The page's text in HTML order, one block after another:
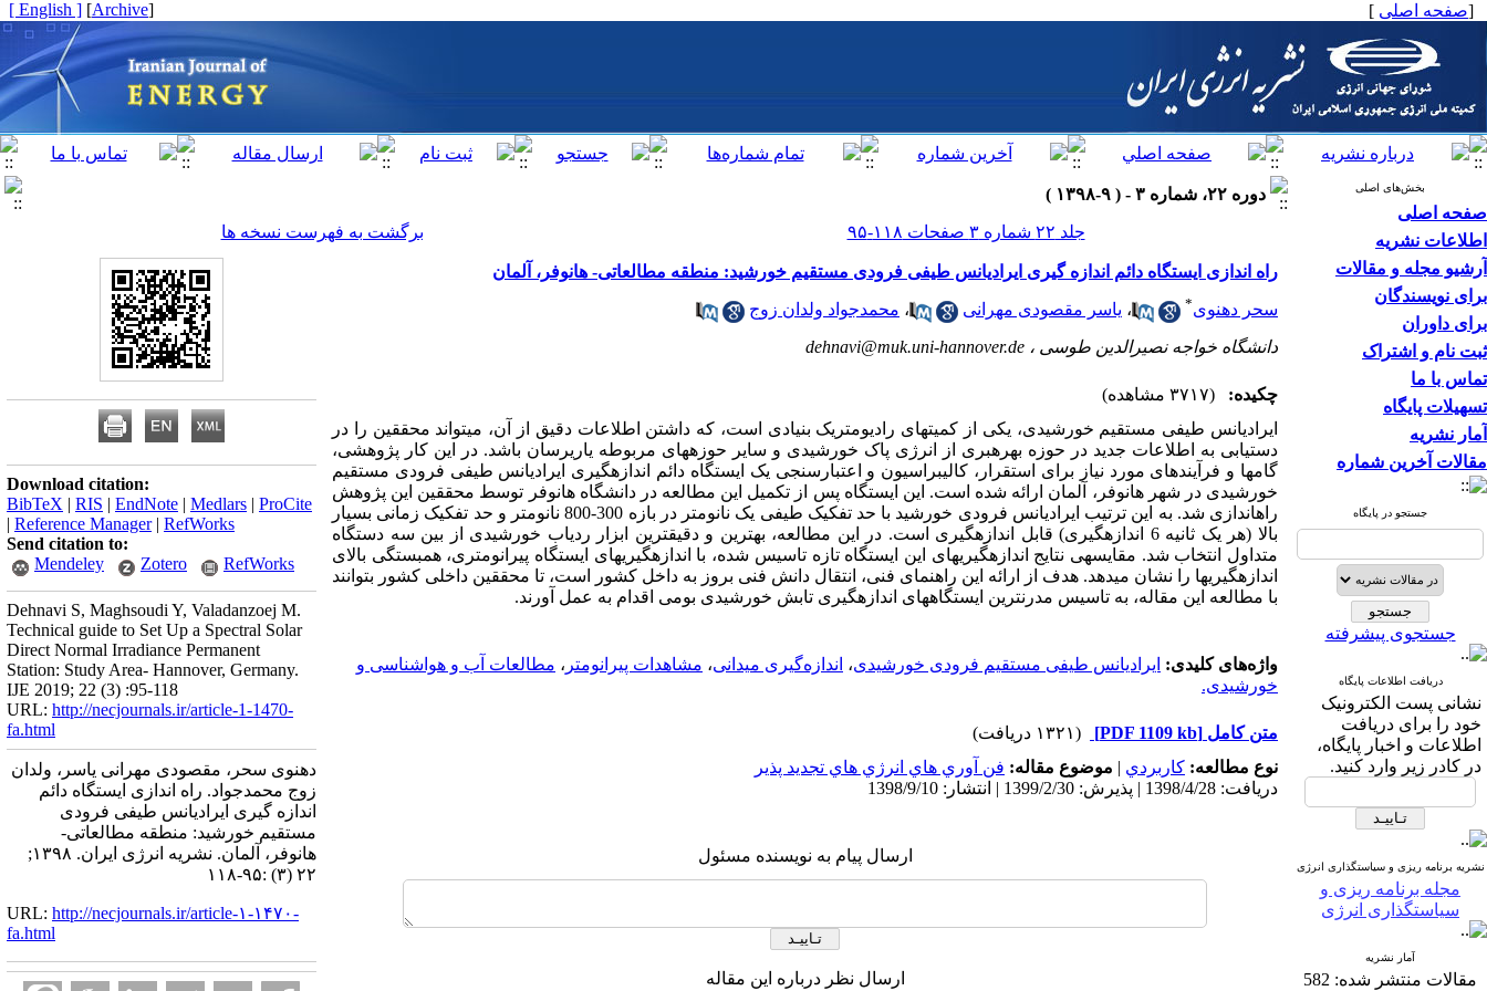
[صفحه اصلی ]
[
Archive
]
[ English ]
بخش‌های اصلی
صفحه اصلی
اطلاعات نشریه
آرشیو مجله و مقالات
برای نویسندگان
برای داوران
ثبت نام و اشتراک
تماس با ما
تسهیلات پایگاه
آمار نشریه
مقالات آخرین شماره
جستجو در پایگاه
جستجوی پیشرفته
دریافت اطلاعات پایگاه
نشانی پست الکترونیک
خود را برای دریافت
اطلاعات و اخبار پایگاه،
در کادر زیر وارد کنید.
نشریه برنامه ریزی و سیاستگذاری انرژی
مجله برنامه ریزی و
سیاستگذاری انرژی
آمار نشریه
مقالات منتشر شده: 582
دوره ۲۲، شماره ۳ - ( ۹-۱۳۹۸ )
جلد ۲۲ شماره ۳ صفحات ۱۱۸-۹۵
برگشت به فهرست نسخه ها
راه اندازی ایستگاه دائم اندازه گیری ایرادیانس طیفی فرودی مستقیم خورشید: منطقه مطالعاتی- هانوفر، آلمان
سحر دهنوی* ، یاسر مقصودی مهرانی ، محمدجواد ولدان زوج
دانشگاه خواجه نصیرالدین طوسی ، dehnavi@muk.uni-hannover.de
چکیده:
(۳۷۱۷ مشاهده)
ایرادیانس طیفی مستقیم خورشیدی، یکی از کمیتهای رادیومتریک بنیادی است، که داشتن اطلاعات دقیق از آن، میتواند محققین را در
دستیابی به اطلاعات جدید در حوزه بهره­بری از انرژی پاک خورشیدی و سایر حوزه­های مربوطه یاری­رسان باشد. در این کار پژوهشی،
گامها و فرآیندهای مورد نیاز برای استقرار، کالیبراسیون و اعتبارسنجی یک ایستگاه دائم اندازه­گیری ایرادیانس طیفی فرودی مستقیم
خورشیدی در شهر هانوفر، آلمان ارائه شده است. این ایستگاه پس از تکمیل این مطالعه در دانشگاه هانوفر توسط محققین این پژوهش
راه­اندازی شد. به این ترتیب ایرادیانس فرودی خورشید با حد تفکیک طیفی یک نانومتر در بازه 300-800 نانومتر و حد تفکیک زمانی بسیار
بالا (هر یک ثانیه 6 اندازه­گیری) قابل اندازه­گیری است. در این مطالعه، بهترین و دقیقترین ابزار ردیاب خورشیدی از بین سه دستگاه
متداول انتخاب شد. مقایسه­ی نتایج اندازه­گیریهای این ایستگاه تازه تاسیس شده، با اندازه­گیریهای ایستگاه پیرانومتری، همبستگی بالای
اندازه­گیریها را نشان می­دهد. هدف از ارائه این راهنمای فنی، انتقال دانش فنی بروز به داخل کشور است، تا محققین داخلی کشور بتوانند
با مطالعه این مقاله، به تاسیس مدرن­ترین ایستگاههای اندازه­گیری تابش خورشیدی بومی اقدام به عمل آورند.
واژه‌های کلیدی: ایرادیانس طیفی مستقیم فرودی خورشیدی، اندازه‌گیری میدانی، مشاهدات پیرانومتر ، مطالعات آب و هواشناسی و
خورشیدی.
متن کامل [PDF 1109 kb]
(۱۳۲۱ دریافت)
نوع مطالعه: كاربردي | موضوع مقاله: فن آوري هاي انرژي هاي تجديد پذير
دریافت: 1398/4/28 | پذیرش: 1399/2/30 | انتشار: 1398/9/10
ارسال پیام به نویسنده مسئول
ارسال نظر درباره این مقاله
Download citation:
BibTeX | RIS | EndNote | Medlars | ProCite
| Reference Manager| RefWorks
Send citation to:
Mendeley
Zotero RefWorks
Dehnavi S, Maghsoudi Y, Valadanzoej M.
Technical guide to Set Up a Spectral Solar
Direct Normal Irradiance Permanent
Station: Study Area- Hannover, Germany.
IJE 2019; 22 (3) :95-118
URL: http://necjournals.ir/article-1-1470-
fa.html
دهنوی سحر، مقصودی مهرانی یاسر، ولدان
زوج محمدجواد. راه اندازی ایستگاه دائم
اندازه گیری ایرادیانس طیفی فرودی
مستقیم خورشید: منطقه مطالعاتی-
هانوفر، آلمان. نشریه انرژی ایران. ۱۳۹۸;
۲۲ (۳) :۹۵-۱۱۸
URL: http://necjournals.ir/article-۱-۱۴۷۰-
fa.html